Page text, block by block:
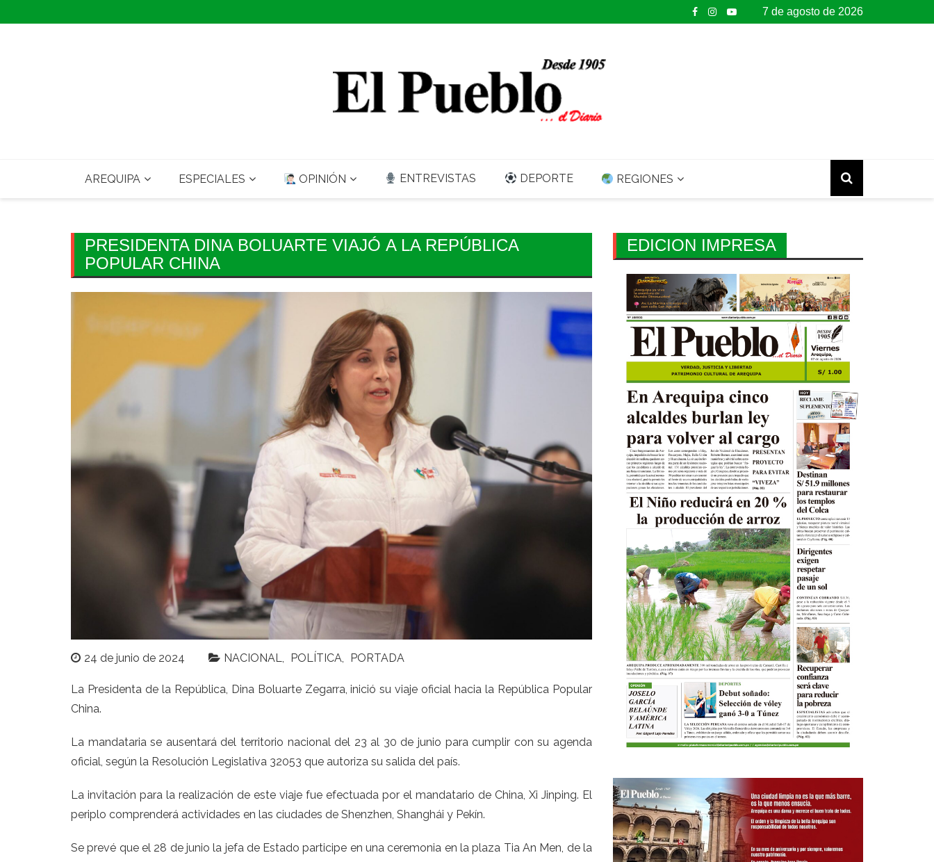
to
7 de agosto de 2026
AREQUIPA ESPECIALES OPINIÓN ENTREVISTAS DEPORTE REGIONES
PRESIDENTA DINA BOLUARTE VIAJÓ A LA REPÚBLICA
POPULAR CHINA
24 de junio de 2024 NACIONAL POLÍTICA PORTADA
La Presidenta de la República, Dina Boluarte Zegarra, inició su viaje oficial hacia la República Popular
China.
La mandataria se ausentará del territorio nacional del 23 al 30 de junio para cumplir con su agenda
oficial, según la Resolución Legislativa 32053 que autoriza su salida del país.
La invitación para la realización de este viaje fue efectuada por el mandatario de China, Xi Jinping. El
periplo comprenderá actividades en las ciudades de Shenzhen, Shanghái y Pekín.
Se prevé que el 28 de junio la jefa de Estado participe en una ceremonia en la plaza Tia An Men, de la
EDICION IMPRESA